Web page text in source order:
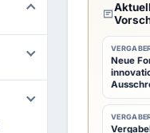
1
V
o
Neue